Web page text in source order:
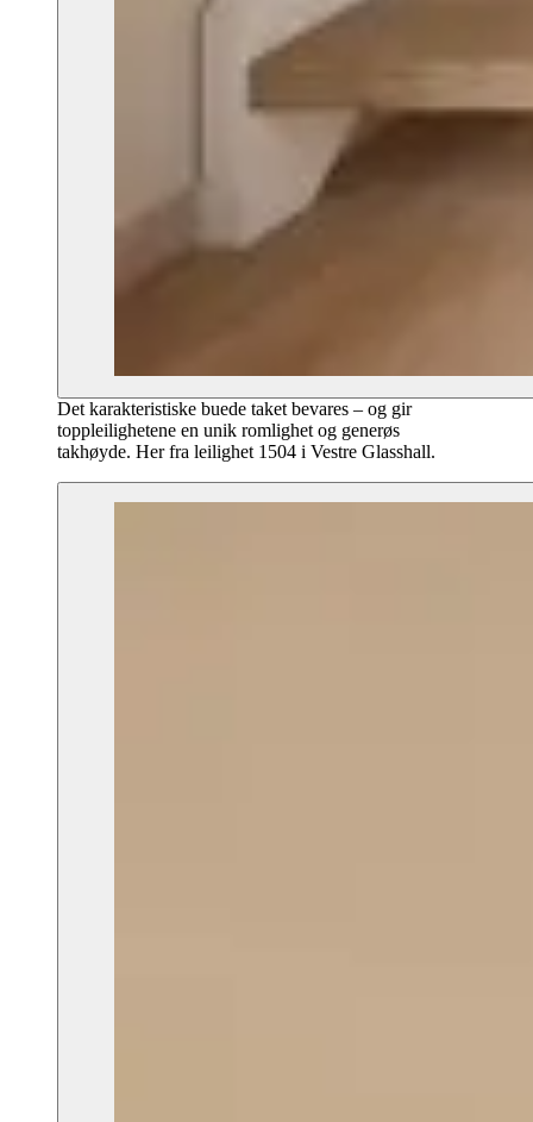
Det karakteristiske buede taket bevares – og gir
toppleilighetene en unik romlighet og generøs
takhøyde. Her fra leilighet 1504 i Vestre Glasshall.